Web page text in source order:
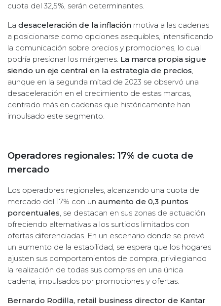
cuota del 32,5%, serán determinantes.
La desaceleración de la inflación motiva a las cadenas
a posicionarse como opciones asequibles, intensificando
la comunicación sobre precios y promociones, lo cual
podría presionar los márgenes. La marca propia sigue
siendo un eje central en la estrategia de precios
aunque en la segunda mitad de 2023 se observó una
desaceleración en el crecimiento de estas marcas,
centrado más en cadenas que históricamente han
impulsado este segmento.
Operadores regionales: 17% de cuota de
mercado
Los operadores regionales, alcanzando una cuota de
mercado del 17% con un aumento de 0,3 puntos
porcentuales , se destacan en sus zonas de actuación
ofreciendo alternativas a los surtidos limitados con
ofertas diferenciadas. En un escenario donde se prevé
un aumento de la estabilidad, se espera que los hogares
ajusten sus comportamientos de compra, privilegiando
la realización de todas sus compras en una única
cadena, impulsados por promociones y ofertas.
Bernardo Rodilla, retail business director de Kantar